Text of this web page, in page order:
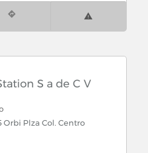
S a de C V
Orbi Plza Col. Centro